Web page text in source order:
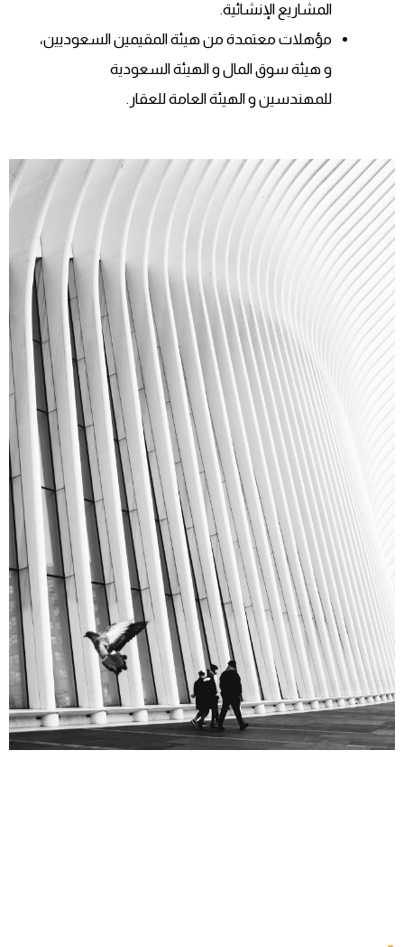
المشاريع الإنشائية.
مؤهلات معتمدة من هيئة المقيمين السعوديين،
و هيئة سوق المال و الهيئة السعودية
للمهندسين و الهيئة العامة للعقار.